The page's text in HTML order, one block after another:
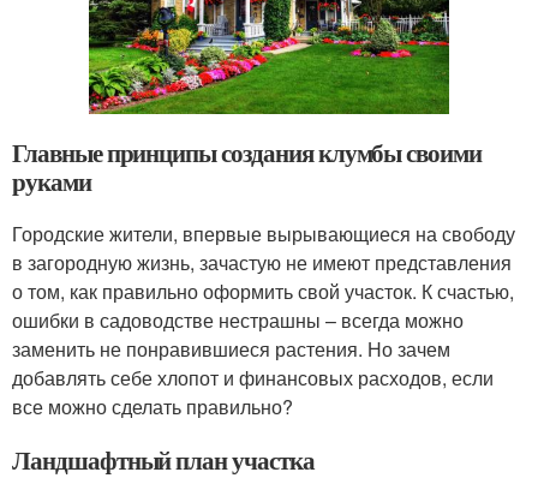
Главные принципы создания клумбы своими
руками
Городские жители, впервые вырывающиеся на свободу
в загородную жизнь, зачастую не имеют представления
о том, как правильно оформить свой участок. К счастью,
ошибки в садоводстве нестрашны – всегда можно
заменить не понравившиеся растения. Но зачем
добавлять себе хлопот и финансовых расходов, если
все можно сделать правильно?
Ландшафтный план участка